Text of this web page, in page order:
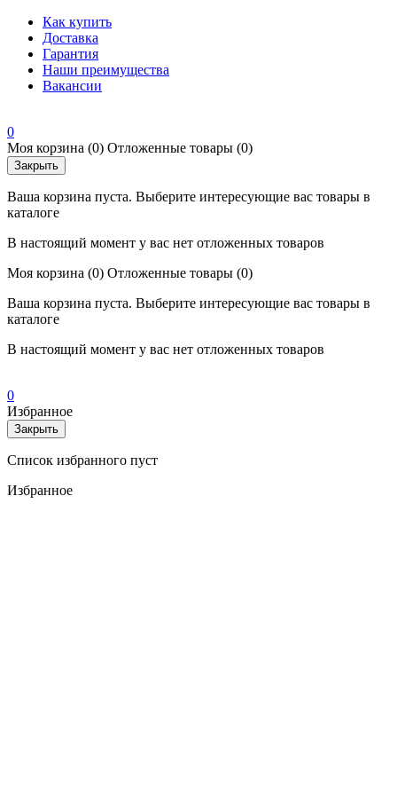
Как купить
Доставка
Гарантия
Наши преимущества
Вакансии
0
Моя корзина (0) Отложенные товары (0)
Закрыть
Ваша корзина пуста. Выберите интересующие вас товары в
каталоге
В настоящий момент у вас нет отложенных товаров
Моя корзина (0) Отложенные товары (0)
Ваша корзина пуста. Выберите интересующие вас товары в
каталоге
В настоящий момент у вас нет отложенных товаров
0
Избранное
Закрыть
Список избранного пуст
Избранное